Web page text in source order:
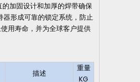
加固设计和加厚的焊带确保
形成可靠的锁定系统，防止
用寿命，并为全球客户提供
描述
重量
KG